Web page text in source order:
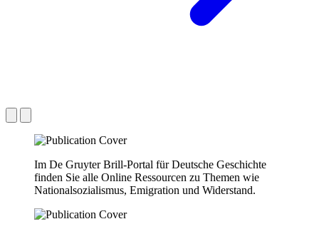
Im De Gruyter Brill-Portal für Deutsche Geschichte
finden Sie alle Online Ressourcen zu Themen wie
Nationalsozialismus, Emigration und Widerstand.